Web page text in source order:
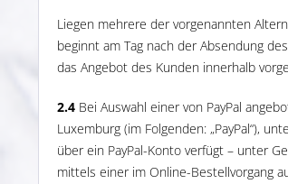
Liegen mehrere der vorgenannten
beginnt am Tag nach der Absendung
das Angebot des Kunden innerhalb
2.4 Bei Auswahl einer von PayPal
Luxemburg (im Folgenden: „PayPal“),
über ein PayPal-Konto verfügt – unter
mittels einer im Online-Bestellvorgang